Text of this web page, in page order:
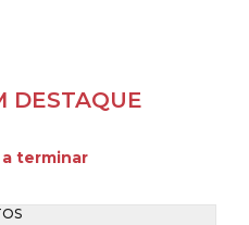
DESTAQUE
a terminar